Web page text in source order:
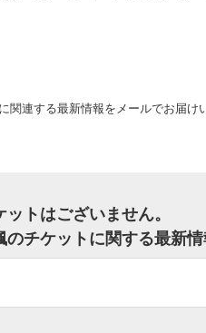
連する最新情報をメールでお届け
トはございません。
チケットに関する最新情